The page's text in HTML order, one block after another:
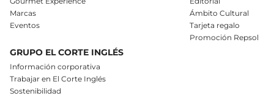
Marcas
Eventos
Ámbito Cultural
Tarjeta regalo
Promoción Repsol
GRUPO EL CORTE INGLÉS
Información corporativa
Trabajar en El Corte Inglés
Sostenibilidad